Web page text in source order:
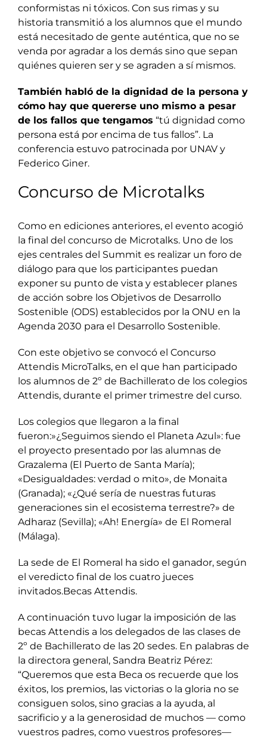
conformistas ni tóxicos. Con sus rimas y su
historia transmitió a los alumnos que el mundo
está necesitado de gente auténtica, que no se
venda por agradar a los demás sino que sepan
quiénes quieren ser y se agraden a sí mismos.
También habló de la dignidad de la persona y
cómo hay que quererse uno mismo a pesar
de los fallos que tengamos “tú dignidad como
persona está por encima de tus fallos”. La
conferencia estuvo patrocinada por UNAV y
Federico Giner.
Concurso de Microtalks
Como en ediciones anteriores, el evento acogió
la final del concurso de Microtalks. Uno de los
ejes centrales del Summit es realizar un foro de
diálogo para que los participantes puedan
exponer su punto de vista y establecer planes
de acción sobre los Objetivos de Desarrollo
Sostenible (ODS) establecidos por la ONU en la
Agenda 2030 para el Desarrollo Sostenible.
Con este objetivo se convocó el Concurso
Attendis MicroTalks, en el que han participado
los alumnos de 2º de Bachillerato de los colegios
Attendis, durante el primer trimestre del curso.
Los colegios que llegaron a la final
fueron:»¿Seguimos siendo el Planeta Azul»: fue
el proyecto presentado por las alumnas de
Grazalema (El Puerto de Santa María);
«Desigualdades: verdad o mito», de Monaita
(Granada); «¿Qué sería de nuestras futuras
generaciones sin el ecosistema terrestre?» de
Adharaz (Sevilla); «Ah! Energía» de El Romeral
(Málaga).
La sede de El Romeral ha sido el ganador, según
el veredicto final de los cuatro jueces
invitados.Becas Attendis.
A continuación tuvo lugar la imposición de las
becas Attendis a los delegados de las clases de
2º de Bachillerato de las 20 sedes. En palabras de
la directora general, Sandra Beatriz Pérez:
“Queremos que esta Beca os recuerde que los
éxitos, los premios, las victorias o la gloria no se
consiguen solos, sino gracias a la ayuda, al
sacrificio y a la generosidad de muchos — como
vuestros padres, como vuestros profesores—